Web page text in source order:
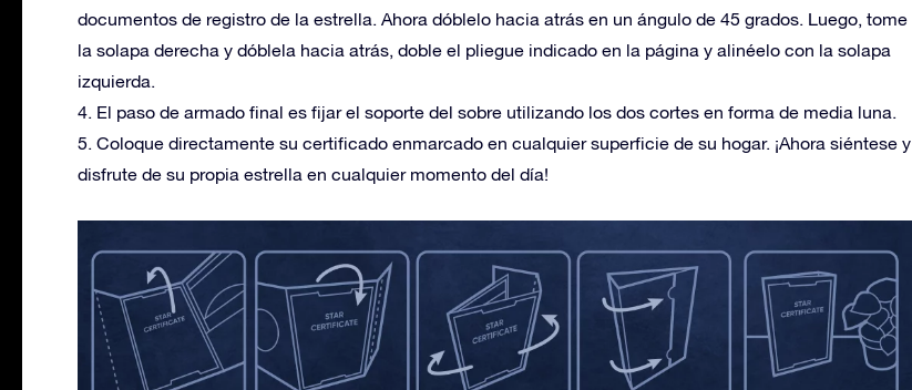
documentos de registro de la estrella. Ahora dóblelo hacia atrás en un ángulo de 45 grados. Luego, tome
la solapa derecha y dóblela hacia atrás, doble el pliegue indicado en la página y alinéelo con la solapa
izquierda.
4. El paso de armado final es fijar el soporte del sobre utilizando los dos cortes en forma de media luna.
5. Coloque directamente su certificado enmarcado en cualquier superficie de su hogar. ¡Ahora siéntese y
disfrute de su propia estrella en cualquier momento del día!